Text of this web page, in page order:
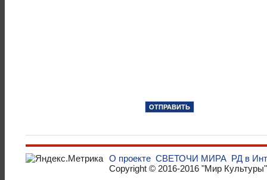
О проекте СВЕТОЧИ МИРА РД в
Copyright © 2016-2016 "Мир Культуры"